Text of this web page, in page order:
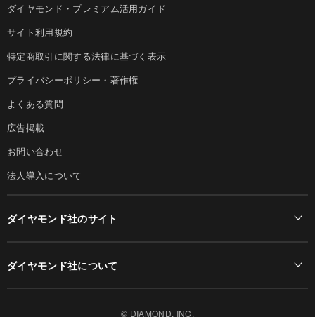
ダイヤモンド・プレミアム活用ガイド
サイト利用規約
特定商取引に関する法律に基づく表示
プライバシーポリシー・著作権
よくある質問
広告掲載
お問い合わせ
法人導入について
ダイヤモンド社のサイト
ダイヤモンド社について
© DIAMOND, INC.